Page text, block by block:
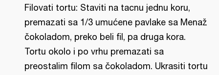
Filovati tortu: Staviti na tacnu jednu koru,
premazati sa 1/3 umućene pavlake sa Menaž
čokoladom, preko beli fil, pa druga kora.
Tortu okolo i po vrhu premazati sa
preostalim filom sa čokoladom. Ukrasiti tortu